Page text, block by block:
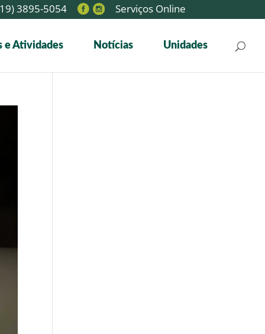
3895-5054 Serviços Online
e Atividades Notícias Unidades